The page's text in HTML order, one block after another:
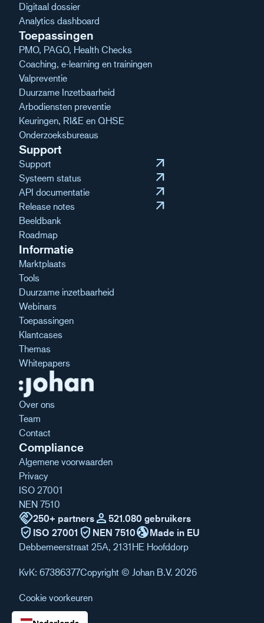
Digitaal dossier
Analytics dashboard
Toepassingen
PMO, PAGO, Health Checks
Coaching, e-learning en trainingen
Valpreventie
Duurzame Inzetbaarheid
Arbodiensten preventie
Keuringen, RI&E en QHSE
Onderzoeksbureaus
Support
Support arrow_outward
Systeem status arrow_outward
API documentatie arrow_outward
Release notes arrow_outward
Beeldbank
Roadmap
Informatie
Marktplaats
Tools
Duurzame inzetbaarheid
Webinars
Toepassingen
Klantcases
Themas
Whitepapers
Over ons
Team
Contact
Compliance
Algemene voorwaarden
Privacy
ISO 27001
NEN 7510
handshake250+ partners person 521.080 gebruikers
verified_user ISO 27001 verified_user NEN 7510globe_ukMade in EU
Debbemeerstraat 25A, 2131HE Hoofddorp
KvK: 67386377Copyright © Johan B.V. 2026
Cookie voorkeuren